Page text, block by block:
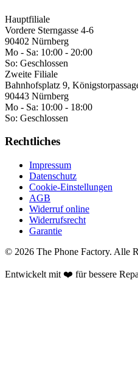
Hauptfiliale
Vordere Sterngasse 4-6
90402 Nürnberg
Mo - Sa: 10:00 - 20:00
So: Geschlossen
Zweite Filiale
Bahnhofsplatz 9,
90443 Nürnberg
Mo - Sa: 10:00 - 18:00
So: Geschlossen
Rechtliches
Impressum
Datenschutz
Cookie-Einstellungen
AGB
Widerruf online
Widerrufsrecht
Garantie
© 2026 The Phone Factory. Alle
Entwickelt mit ❤️ für bessere